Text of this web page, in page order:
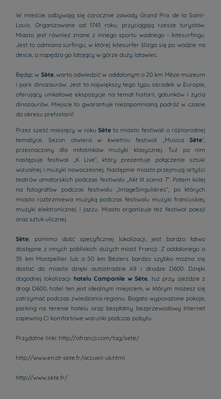
W mieście odbywają się corocznie zawody Grand Prix de la Saint-
Louis. Organizowane od 1743 roku, przyciągają rzesze turystów.
Miasto jest również znane z innego sportu wodnego - kitesurfingu.
Jest to odmiana surfingu, w której kitesurfer ślizga się po wodzie na
desce, a napędza go latający w górze duży latawiec.
Będąc w Sète, warto odwiedzić w oddalonym o 20 km Mèze muzeum
i park dinozaurów. Jest to największy tego typu ośrodek w Europie,
oferujący unikatowe ekspozycje na temat historii, gatunków i życia
dinozaurów. Miejsce to gwarantuje niezapomnianą podróż w czasie
do okresu prehistorii!
Przez sześć miesięcy w roku Sète to miasto festiwali o różnorodnej
tematyce. Sezon otwiera w kwietniu festiwal „Musica Sète”,
przeznaczony dla miłośników muzyki klasycznej. Tuż po nim
następuje festiwal „K Live”, który prezentuje połączenie sztuki
wizualnej i muzyki nowoczesnej. Następnie miasto przejmują artyści
teatrów amatorskich podczas festiwalu „Akt III scena 7”. Potem kolej
na fotografów podczas festiwalu „ImageSingulières”, po których
miasto rozbrzmiewa muzyką podczas festiwalu muzyki francuskiej,
muzyki elektronicznej i jazzu. Miasto organizuje też festiwal poezji
oraz sztuk ulicznej.
Sète, pomimo dość specyficznej lokalizacji, jest bardzo łatwo
dostępne z innych pobliskich dużych miast Francji. Z oddalonego o
35 km Montpellier lub o 50 km Béziers bardzo szybko można się
dostać do miasta dzięki autostradzie A9 i drodze D600. Dzięki
dogodnej lokalizacji hotelu Campanile w Sète, tuż przy zjeździe z
drogi D600, hotel ten jest idealnym miejscem, w którym możesz się
zatrzymać podczas zwiedzania regionu. Bogato wyposażone pokoje,
parking na terenie hotelu oraz bezpłatny bezprzewodowy Internet
zapewnią Ci komfortowe warunki podczas pobytu.
Przydatne linki: http://ofrancji.com/tag/sete/
http://www.en.ot-sete.fr/accueil-uk.html
http://www.sete.fr/
Hotele - Wrocław
Hotele - Paryż